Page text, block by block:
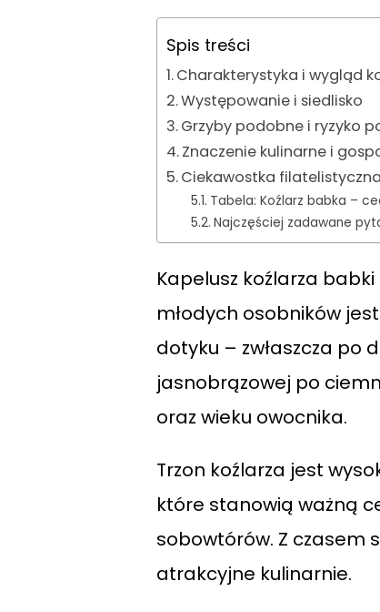
Spis treści
Charakterystyka i wygląd
Występowanie i siedlisko
Grzyby podobne i ryzyko
Znaczenie kulinarne i
Ciekawostka filatelistyczna
Tabela: Koźlarz babka –
Najczęściej zadawane
Kapelusz koźlarza
młodych osobników
dotyku – zwłaszcza po
jasnobrązowej po
oraz wieku owocnika.
Trzon koźlarza jest
które stanowią ważną
sobowtórów. Z czasem
atrakcyjne kulinarnie.